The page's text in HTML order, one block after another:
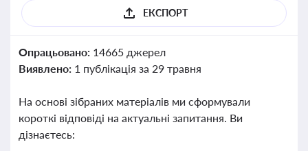
ЕКСПОРТ
Опрацьовано: 14665 джерел
Виявлено: 1 публікація за 29 травня
На основі зібраних матеріалів ми сформували
короткі відповіді на актуальні запитання. Ви
дізнаєтесь: